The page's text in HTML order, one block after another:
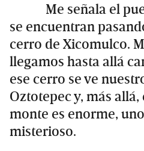
Me señala el
se encuentran
cerro de Xicomulco.
llegamos hasta allá
ese cerro se ve
Oztotepec y, más
monte es enorme,
misterioso.